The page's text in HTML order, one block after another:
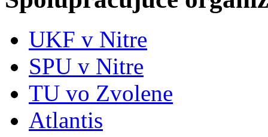
UKF v Nitre
SPU v Nitre
TU vo Zvolene
Atlantis